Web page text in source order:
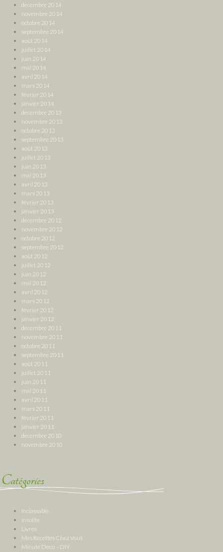
décembre 2014
novembre 2014
octobre 2014
septembre 2014
août 2014
juillet 2014
juin 2014
mai 2014
avril 2014
mars 2014
février 2014
janvier 2014
décembre 2013
novembre 2013
octobre 2013
septembre 2013
août 2013
juillet 2013
juin 2013
mai 2013
avril 2013
mars 2013
février 2013
janvier 2013
décembre 2012
novembre 2012
octobre 2012
septembre 2012
août 2012
juillet 2012
juin 2012
mai 2012
avril 2012
mars 2012
février 2012
janvier 2012
décembre 2011
novembre 2011
octobre 2011
septembre 2011
août 2011
juillet 2011
juin 2011
mai 2011
avril 2011
mars 2011
février 2011
janvier 2011
décembre 2010
novembre 2010
Catégories
Inclassable
Insolite
Livres
Mes Recettes Chez Vous
Minute Deco – DIY